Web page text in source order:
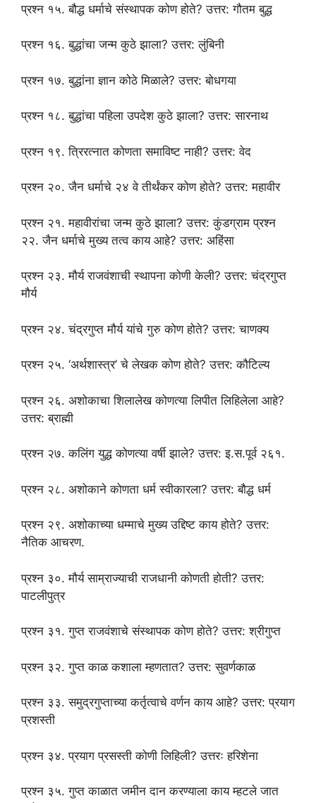
प्रश्न १५. बौद्ध धर्माचे संस्थापक कोण होते? उत्तर: गौतम बुद्ध
प्रश्न १६. बुद्धांचा जन्म कुठे झाला? उत्तर: लुंबिनी
प्रश्न १७. बुद्धांना ज्ञान कोठे मिळाले? उत्तर: बोधगया
प्रश्न १८. बुद्धांचा पहिला उपदेश कुठे झाला? उत्तर: सारनाथ
प्रश्न १९. त्रिरत्नात कोणता समाविष्ट नाही? उत्तर: वेद
प्रश्न २०. जैन धर्माचे २४ वे तीर्थंकर कोण होते? उत्तर: महावीर
प्रश्न २१. महावीरांचा जन्म कुठे झाला? उत्तर: कुंडग्राम प्रश्न
२२. जैन धर्माचे मुख्य तत्व काय आहे? उत्तर: अहिंसा
प्रश्न २३. मौर्य राजवंशाची स्थापना कोणी केली? उत्तर: चंद्रगुप्त
मौर्य
प्रश्न २४. चंद्रगुप्त मौर्य यांचे गुरु कोण होते? उत्तर: चाणक्य
प्रश्न २५. ‘अर्थशास्त्र’ चे लेखक कोण होते? उत्तर: कौटिल्य
प्रश्न २६. अशोकाचा शिलालेख कोणत्या लिपीत लिहिलेला आहे?
उत्तर: ब्राह्मी
प्रश्न २७. कलिंग युद्ध कोणत्या वर्षी झाले? उत्तर: इ.स.पूर्व २६१.
प्रश्न २८. अशोकाने कोणता धर्म स्वीकारला? उत्तर: बौद्ध धर्म
प्रश्न २९. अशोकाच्या धम्माचे मुख्य उद्दिष्ट काय होते? उत्तर:
नैतिक आचरण.
प्रश्न ३०. मौर्य साम्राज्याची राजधानी कोणती होती? उत्तर:
पाटलीपुत्र
प्रश्न ३१. गुप्त राजवंशाचे संस्थापक कोण होते? उत्तर: श्रीगुप्त
प्रश्न ३२. गुप्त काळ कशाला म्हणतात? उत्तर: सुवर्णकाळ
प्रश्न ३३. समुद्रगुप्ताच्या कर्तृत्वाचे वर्णन काय आहे? उत्तर: प्रयाग
प्रशस्ती
प्रश्न ३४. प्रयाग प्रसस्ती कोणी लिहिली? उत्तरः हरिशेना
प्रश्न ३५. गुप्त काळात जमीन दान करण्याला काय म्हटले जात